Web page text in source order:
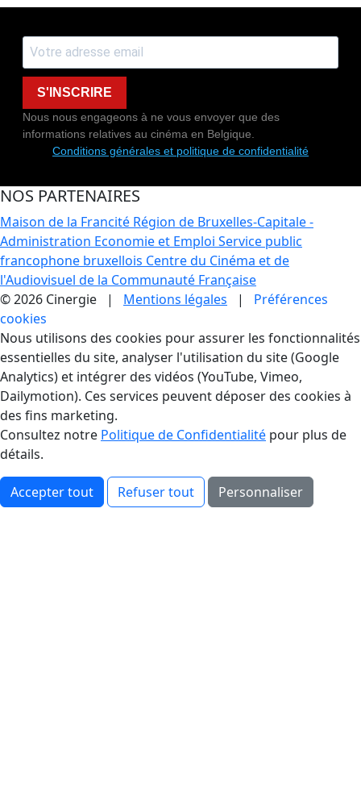
S'INSCRIRE
Nous nous engageons à ne vous envoyer que des
informations relatives au cinéma en Belgique.
Conditions générales et politique de confidentialité
NOS PARTENAIRES
Maison de la Francité Région de Bruxelles-Capitale -
Administration Economie et Emploi Service public
francophone bruxellois Centre du Cinéma et de
l'Audiovisuel de la Communauté Française
© 2026 Cinergie | Mentions légales | Préférences
cookies
Gestion des Cookies
Nous utilisons des cookies pour assurer les fonctionnalités
essentielles du site, analyser l'utilisation du site (Google
Analytics) et intégrer des vidéos (YouTube, Vimeo,
Dailymotion). Ces services peuvent déposer des cookies à
des fins marketing.
Consultez notre Politique de Confidentialité pour plus de
détails.
Accepter tout Refuser tout Personnaliser